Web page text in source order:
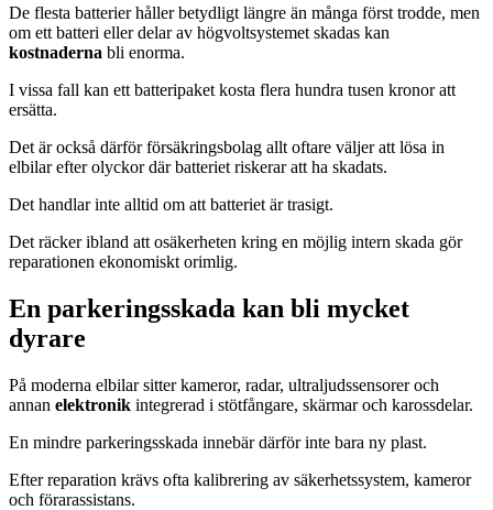
De flesta batterier håller betydligt längre än många först trodde, men
om ett batteri eller delar av högvoltsystemet skadas kan
kostnaderna bli enorma.
I vissa fall kan ett batteripaket kosta flera hundra tusen kronor att
ersätta.
Det är också därför försäkringsbolag allt oftare väljer att lösa in
elbilar efter olyckor där batteriet riskerar att ha skadats.
Det handlar inte alltid om att batteriet är trasigt.
Det räcker ibland att osäkerheten kring en möjlig intern skada gör
reparationen ekonomiskt orimlig.
En parkeringsskada kan bli mycket
dyrare
På moderna elbilar sitter kameror, radar, ultraljudssensorer och
annan elektronik integrerad i stötfångare, skärmar och karossdelar.
En mindre parkeringsskada innebär därför inte bara ny plast.
Efter reparation krävs ofta kalibrering av säkerhetssystem, kameror
och förarassistans.